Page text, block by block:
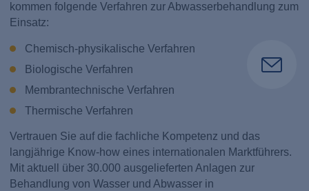
kommen folgende Verfahren zur Abwasserbehandlung zum
Einsatz:
Chemisch-physikalische Verfahren
Biologische Verfahren
Membrantechnische Verfahren
Thermische Verfahren
Vertrauen Sie auf die fachliche Kompetenz und das
langjährige Know-how eines internationalen Marktführers.
Mit aktuell über 30.000 ausgelieferten Anlagen zur
Behandlung von Wasser und Abwasser in